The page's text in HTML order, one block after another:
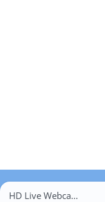
HD Live Webcams Grave